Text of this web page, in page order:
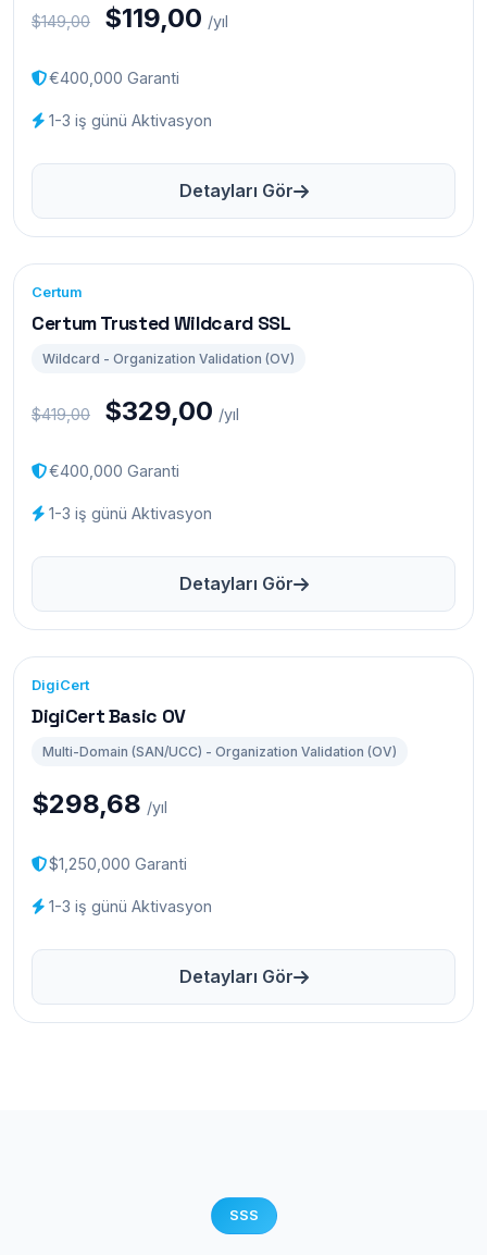
$149,00 $119,00 /yıl
€400,000 Garanti
1-3 iş günü Aktivasyon
Detayları Gör
Certum
Certum Trusted Wildcard SSL
Wildcard - Organization Validation (OV)
$419,00 $329,00 /yıl
€400,000 Garanti
1-3 iş günü Aktivasyon
Detayları Gör
DigiCert
DigiCert Basic OV
Multi-Domain (SAN/UCC) - Organization Validation (OV)
$298,68 /yıl
$1,250,000 Garanti
1-3 iş günü Aktivasyon
Detayları Gör
SSS